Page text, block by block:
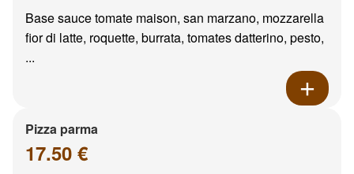
Base sauce tomate maison, san marzano, mozzarella
fior di latte, roquette, burrata, tomates datterino, pesto,
...
Pizza parma
17.50 €